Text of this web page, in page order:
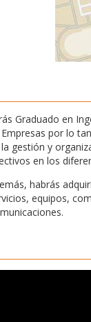
Graduado en
por lo
gestión y
en los
habrás
equipos,